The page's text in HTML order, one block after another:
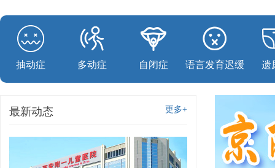
抽动症 多动症 自闭症 语言发育迟缓 遗
更多+
最新动态